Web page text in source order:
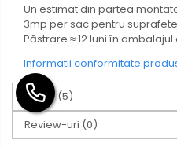
Un estimat din partea
3mp per sac pentru
Păstrare ≈ 12 luni în
Informatii conformitate
Video(5)
Review-uri (0)